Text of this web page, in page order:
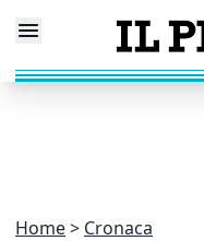
Home Cronaca